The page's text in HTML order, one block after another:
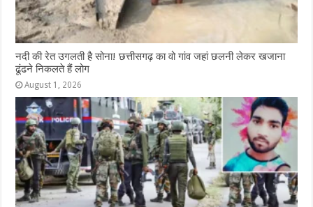
नदी की रेत उगलती है सोना! छत्तीसगढ़ का वो गांव जहां छलनी लेकर खजाना
ढूंढने निकलते हैं लोग
August 1, 2026